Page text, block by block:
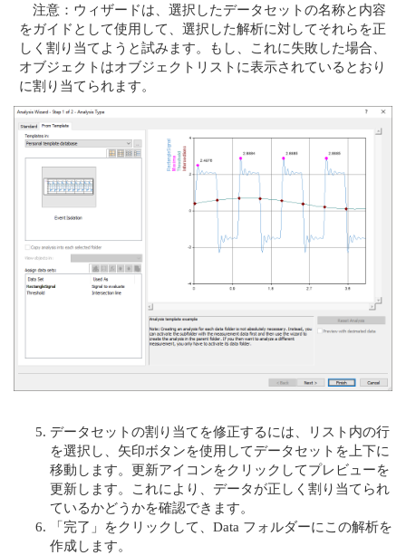
注意：ウィザードは、選択したデータセットの名称と内容
をガイドとして使用して、選択した解析に対してそれらを正
しく割り当てようと試みます。もし、これに失敗した場合、
オブジェクトはオブジェクトリストに表示されているとおり
に割り当てられます。
データセットの割り当てを修正するには、リスト内の行
を選択し、矢印ボタンを使用してデータセットを上下に
移動します。更新アイコンをクリックしてプレビューを
更新します。これにより、データが正しく割り当てられ
ているかどうかを確認できます。
「完了」をクリックして、Data フォルダーにこの解析を
作成します。